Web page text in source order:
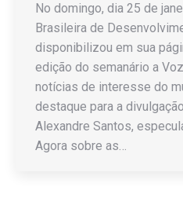
No domingo, dia 25 de
Brasileira de
disponibilizou em sua
edição do semanário a
notícias de interesse do
destaque para a
Alexandre Santos,
Agora sobre as…